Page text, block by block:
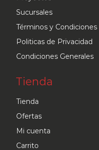
Sucursales
Términos y Condiciones
Politicas de Privacidad
Condiciones Generales
Tienda
Tienda
Ofertas
Mi cuenta
Carrito